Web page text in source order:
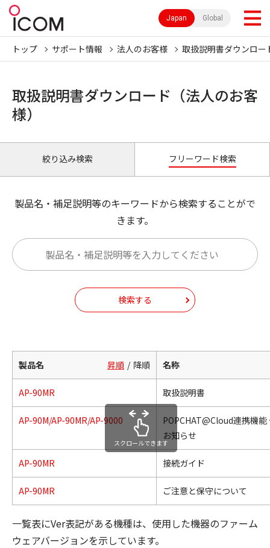
Japan Global
トップ サポート情報 法人のお客様 取扱説明書ダウンロー
取扱説明書ダウンロード（法人のお客
様）
絞り込み検索 フリーワード検索
製品名・補足説明等のキーワードから検索することがで
きます。
検索する
製品名 昇順 降順 名称
AP-90MR 取扱説明書
AP-90M/AP-90MR/AP-9000
POPCHAT@Cloud連携機
お知らせ
AP-90MR 接続ガイド
AP-90MR ご注意と保守について
スクロールできます
一覧表にVer表記がある機種は、使用した機器のファーム
ウェアバージョンを示しています。